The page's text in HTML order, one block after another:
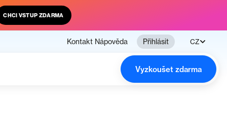
CHCI VSTUP ZDARMA
Kontakt Nápověda Přihlásit CZ
Vyzkoušet zdarma